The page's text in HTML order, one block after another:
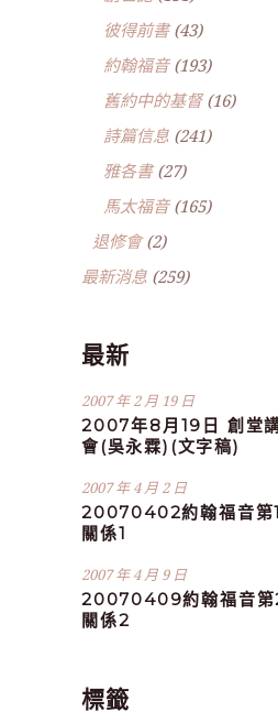
彼得前書(43)
約翰福音(193)
舊約中的基督(16)
詩篇信息 (241)
雅各書(27)
馬太福音(165)
退修會(2)
最新消息 (259)
最新
2007 年 2 月 19 日
2007年8月19日 創堂
會(吳永霖)(文字稿)
2007 年 4 月 2 日
20070402約翰福音第
關係1
2007 年 4 月 9 日
20070409約翰福音
關係2
標籤